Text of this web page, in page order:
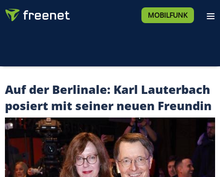
MOBILFUNK
Auf der Berlinale: Karl Lauterbach
posiert mit seiner neuen Freundin